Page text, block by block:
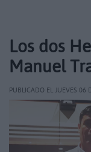
Los dos
Manuel
PUBLICADO EL JUEVES